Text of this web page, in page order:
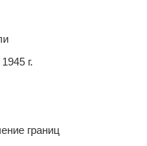
г.
границ